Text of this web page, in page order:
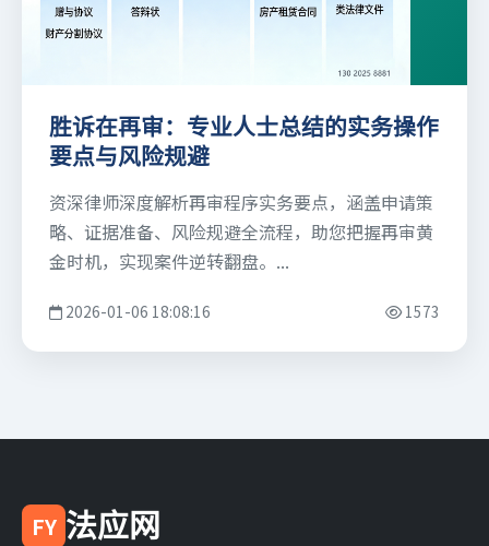
胜诉在再审：专业人士总结的实务操作
要点与风险规避
资深律师深度解析再审程序实务要点，涵盖申请策
略、证据准备、风险规避全流程，助您把握再审黄
金时机，实现案件逆转翻盘。...
2026-01-06 18:08:16 1573
FY 法应网